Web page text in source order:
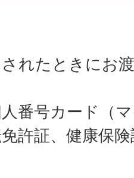
れたときにお
番号カード（
免許証、健康保